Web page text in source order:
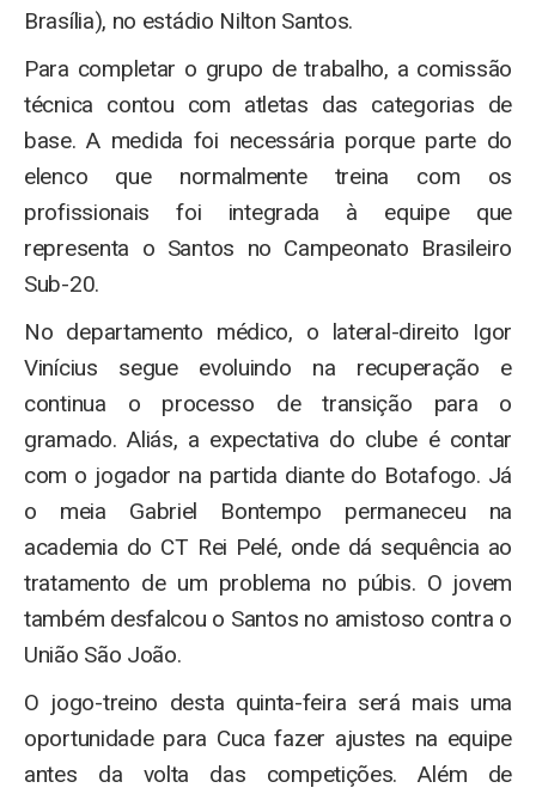
Brasília), no estádio Nilton Santos.
Para completar o grupo de trabalho, a comissão
técnica contou com atletas das categorias de
base. A medida foi necessária porque parte do
elenco que normalmente treina com os
profissionais foi integrada à equipe que
representa o Santos no Campeonato Brasileiro
Sub-20.
No departamento médico, o lateral-direito Igor
Vinícius segue evoluindo na recuperação e
continua o processo de transição para o
gramado. Aliás, a expectativa do clube é contar
com o jogador na partida diante do Botafogo. Já
o meia Gabriel Bontempo permaneceu na
academia do CT Rei Pelé, onde dá sequência ao
tratamento de um problema no púbis. O jovem
também desfalcou o Santos no amistoso contra o
União São João.
O jogo-treino desta quinta-feira será mais uma
oportunidade para Cuca fazer ajustes na equipe
antes da volta das competições. Além de